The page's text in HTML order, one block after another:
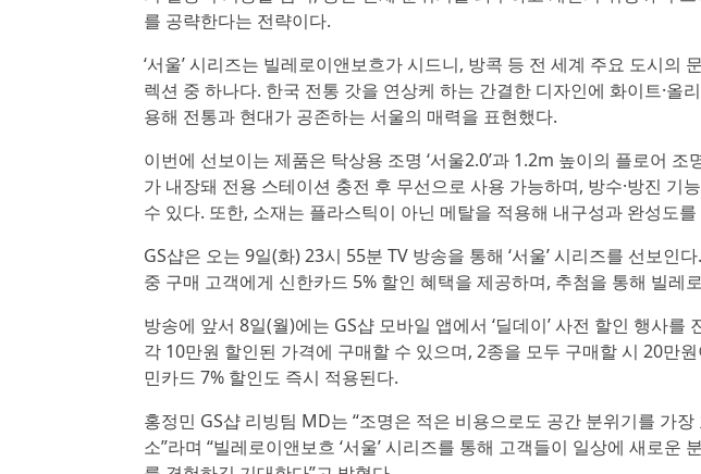
를 공략한다는 전략이다.
‘서울’ 시리즈는 빌레로이앤보흐가 시드니, 방콕 등 전 세계 주요 도시의
렉션 중 하나다. 한국 전통 갓을 연상케 하는 간결한 디자인에 화이트·올
용해 전통과 현대가 공존하는 서울의 매력을 표현했다.
이번에 선보이는 제품은 탁상용 조명 ‘서울2.0’과 1.2m 높이의 플로어 조
가 내장돼 전용 스테이션 충전 후 무선으로 사용 가능하며, 방수·방진 기
수 있다. 또한, 소재는 플라스틱이 아닌 메탈을 적용해 내구성과 완성도를
GS샵은 오는 9일(화) 23시 55분 TV 방송을 통해 ‘서울’ 시리즈를 선보인
중 구매 고객에게 신한카드 5% 할인 혜택을 제공하며, 추첨을 통해 빌레
방송에 앞서 8일(월)에는 GS샵 모바일 앱에서 ‘딜데이’ 사전 할인 행사를
각 10만원 할인된 가격에 구매할 수 있으며, 2종을 모두 구매할 시 20만
민카드 7% 할인도 즉시 적용된다.
홍정민 GS샵 리빙팀 MD는 “조명은 적은 비용으로도 공간 분위기를 가
소”라며 “빌레로이앤보흐 ‘서울’ 시리즈를 통해 고객들이 일상에 새로운